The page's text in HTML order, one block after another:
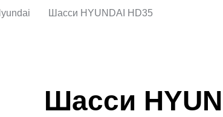
Шасси HYUNDAI HD35
Шасси